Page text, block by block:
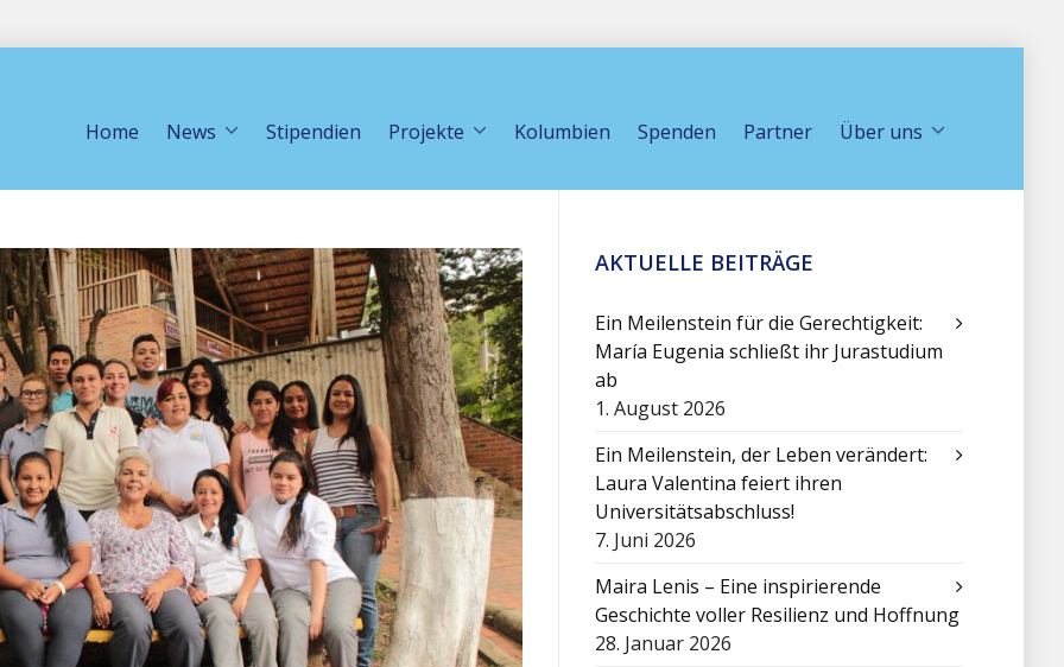
Home News Stipendien Projekte Kolumbien Spenden Partner Über uns
AKTUELLE BEITRÄGE
Ein Meilenstein für die Gerechtigkeit:
María Eugenia schließt ihr Jurastudium
ab
1. August 2026
Ein Meilenstein, der Leben verändert:
Laura Valentina feiert ihren
Universitätsabschluss!
7. Juni 2026
Maira Lenis – Eine inspirierende
Geschichte voller Resilienz und Hoffnung
28. Januar 2026